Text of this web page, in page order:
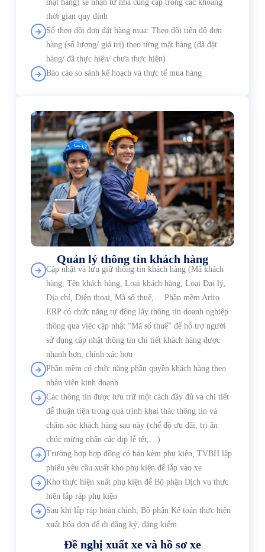
mặt hàng) sẽ nhận từ nhà cung cấp trong các khoảng
thời gian quy định
Sổ theo dõi đơn đặt hàng mua: Theo dõi tiến độ đơn
hàng (số lượng/ giá trị) theo từng mặt hàng (đã đặt
hàng/ đã thực hiện/ chưa thực hiện)
Báo cáo so sánh kế hoạch và thực tế mua hàng
Quản lý thông tin khách hàng
Cập nhật và lưu giữ thông tin khách hàng (Mã khách
hàng, Tên khách hàng, Loại khách hàng, Loại Đại lý,
Địa chỉ, Điện thoại, Mã số thuế,… Phần mềm Arito
ERP có chức năng tự động lấy thông tin doanh nghiệp
thông qua việc cập nhật “Mã số thuế” để hỗ trợ người
sử dụng cập nhật thông tin chi tiết khách hàng được
nhanh hơn, chính xác hơn
Phần mềm có chức năng phân quyền khách hàng theo
nhân viên kinh doanh
Các thông tin được lưu trữ một cách đầy đủ và chi tiết
để thuận tiện trong quá trình khai thác thông tin và
chăm sóc khách hàng sau này (chế độ ưu đãi, tri ân
chúc mừng nhân các dịp lễ tết,…)
Trường hợp hợp đồng có bán kèm phụ kiện, TVBH lập
phiếu yêu cầu xuất kho phụ kiện để lắp vào xe
Kho thực hiện xuất phụ kiện để Bộ phận Dịch vụ thực
hiện lắp ráp phụ kiện
Sau khi lắp ráp hoàn chỉnh, Bộ phận Kế toán thực hiện
xuất hóa đơn để đi đăng ký, đăng kiểm
Đề nghị xuất xe và hồ sơ xe